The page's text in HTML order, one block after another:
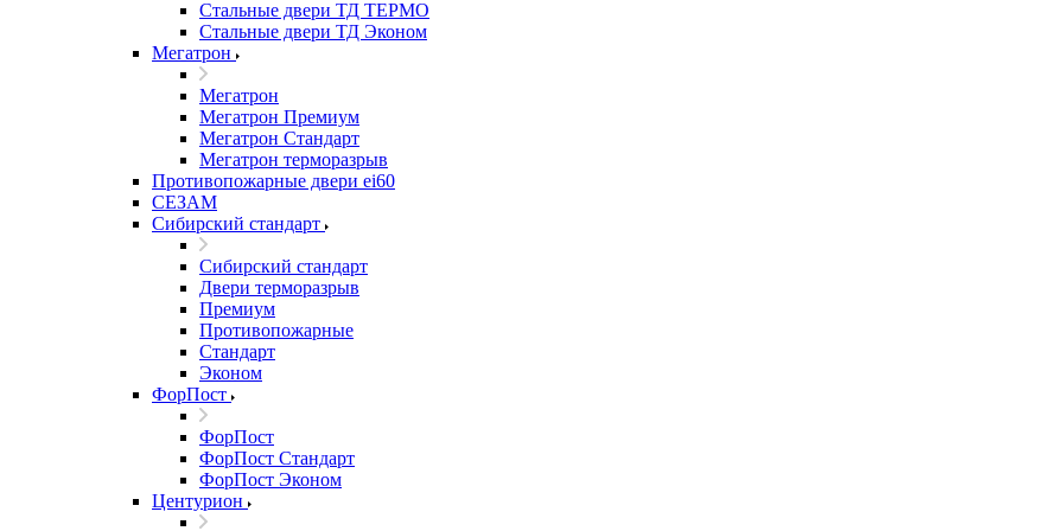
Стальные двери ТД ТЕРМО
Стальные двери ТД Эконом
Мегатрон
Мегатрон
Мегатрон Премиум
Мегатрон Стандарт
Мегатрон терморазрыв
Противопожарные двери ei60
СЕЗАМ
Сибирский стандарт
Сибирский стандарт
Двери терморазрыв
Премиум
Противопожарные
Стандарт
Эконом
ФорПост
ФорПост
ФорПост Стандарт
ФорПост Эконом
Центурион